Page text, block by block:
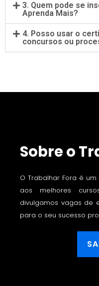
3. Quem pode se
Aprenda Mais?
4. Posso usar o
concursos ou
Sobre o
O Trabalhar Fora é
aos melhores
divulgamos vagas de
para o seu sucesso